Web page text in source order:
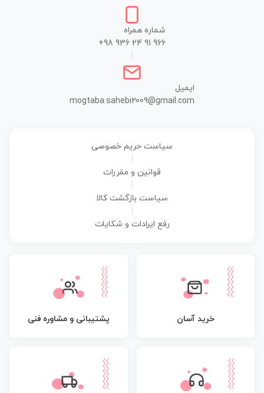
شماره همراه
+98 936 24 91 966
ایمیل
mogtaba.sahebi2009@gmail.com
سیاست حریم خصوصی
قوانین و مقررات
سیاست بازگشت کالا
رفع ایرادات و شکایات
خرید آسان پشتیبانی و مشاوره فنی